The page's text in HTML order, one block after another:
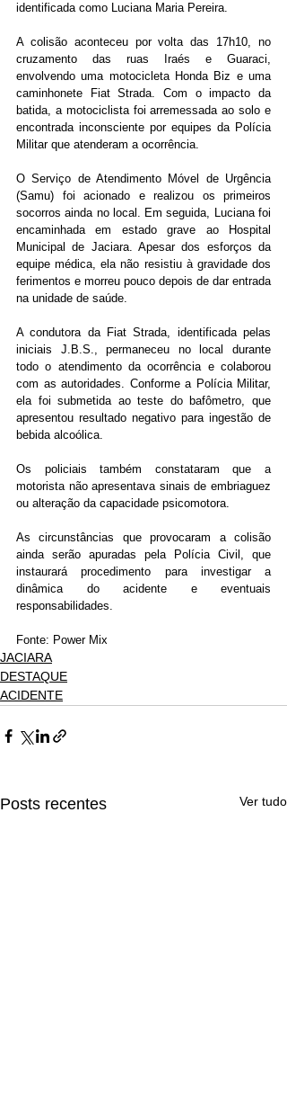
identificada como Luciana Maria Pereira.
A colisão aconteceu por volta das 17h10, no
cruzamento das ruas Iraés e Guaraci,
envolvendo uma motocicleta Honda Biz e uma
caminhonete Fiat Strada. Com o impacto da
batida, a motociclista foi arremessada ao solo e
encontrada inconsciente por equipes da Polícia
Militar que atenderam a ocorrência.
O Serviço de Atendimento Móvel de Urgência
(Samu) foi acionado e realizou os primeiros
socorros ainda no local. Em seguida, Luciana foi
encaminhada em estado grave ao Hospital
Municipal de Jaciara. Apesar dos esforços da
equipe médica, ela não resistiu à gravidade dos
ferimentos e morreu pouco depois de dar entrada
na unidade de saúde.
A condutora da Fiat Strada, identificada pelas
iniciais J.B.S., permaneceu no local durante
todo o atendimento da ocorrência e colaborou
com as autoridades. Conforme a Polícia Militar,
ela foi submetida ao teste do bafômetro, que
apresentou resultado negativo para ingestão de
bebida alcoólica.
Os policiais também constataram que a
motorista não apresentava sinais de embriaguez
ou alteração da capacidade psicomotora.
As circunstâncias que provocaram a colisão
ainda serão apuradas pela Polícia Civil, que
instaurará procedimento para investigar a
dinâmica do acidente e eventuais
responsabilidades.
Fonte: Power Mix
JACIARA
DESTAQUE
ACIDENTE
Posts recentes Ver tudo